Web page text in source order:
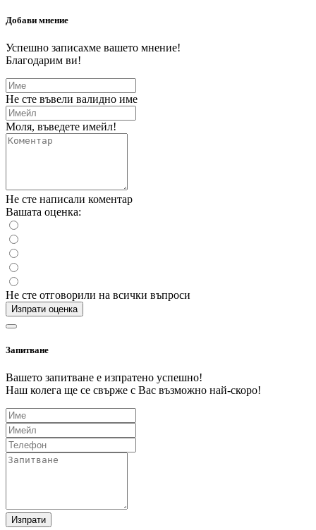
Добави мнение
Успешно записахме вашето мнение!
Благодарим ви!
Не сте въвели валидно име
Моля, въведете имейл!
Не сте написали коментар
Вашата оценка:
Не сте отговорили на всички въпроси
Изпрати оценка
Запитване
Вашето запитване е изпратено успешно!
Наш колега ще се свърже с Вас възможно най-скоро!
Изпрати